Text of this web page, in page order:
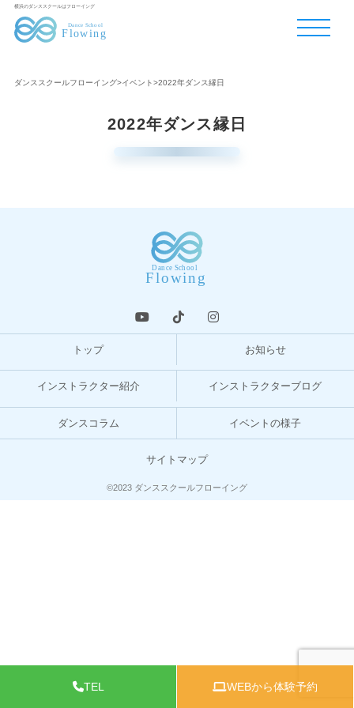
横浜のダンススクールはフローイング
ダンススクールフローイング>イベント>2022年ダンス縁日
TEL WEBから体験予約
2022年ダンス縁日
トップ お知らせ
インストラクター紹介 インストラクターブログ
ダンスコラム イベントの様子
サイトマップ
©2023 ダンススクールフローイング